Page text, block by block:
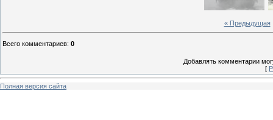
« Предыдущая
Всего комментариев: 0
Добавлять комментарии
[
Полная версия сайта